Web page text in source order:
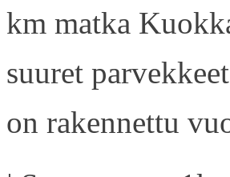
km matka
suuret
on rakennettu